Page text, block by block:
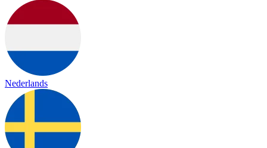
Nederlands